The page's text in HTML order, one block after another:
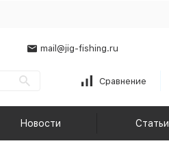
mail@jig-fishing.ru
Сравнение
Новости Статьи